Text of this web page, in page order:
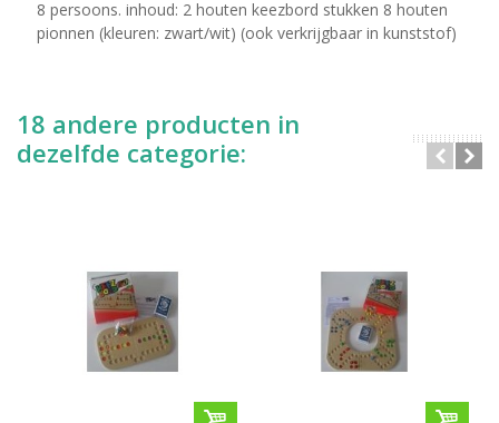
8 persoons. inhoud: 2 houten keezbord stukken 8 houten
pionnen (kleuren: zwart/wit) (ook verkrijgbaar in kunststof)
18 andere producten in
dezelfde categorie: